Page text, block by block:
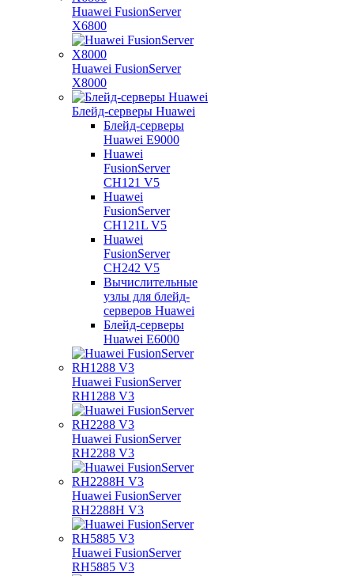
Huawei FusionServer
X6800
Huawei FusionServer
X8000
Блейд-серверы Huawei
Блейд-серверы
Huawei E9000
Huawei
FusionServer
CH121 V5
Huawei
FusionServer
CH121L V5
Huawei
FusionServer
CH242 V5
Вычислительные
узлы для блейд-
серверов Huawei
Блейд-серверы
Huawei E6000
Huawei FusionServer
RH1288 V3
Huawei FusionServer
RH2288 V3
Huawei FusionServer
RH2288H V3
Huawei FusionServer
RH5885 V3